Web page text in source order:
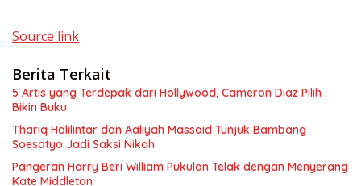
Source link
Berita Terkait
5 Artis yang Terdepak dari Hollywood, Cameron Diaz Pilih
Bikin Buku
Thariq Halilintar dan Aaliyah Massaid Tunjuk Bambang
Soesatyo Jadi Saksi Nikah
Pangeran Harry Beri William Pukulan Telak dengan Menyerang
Kate Middleton